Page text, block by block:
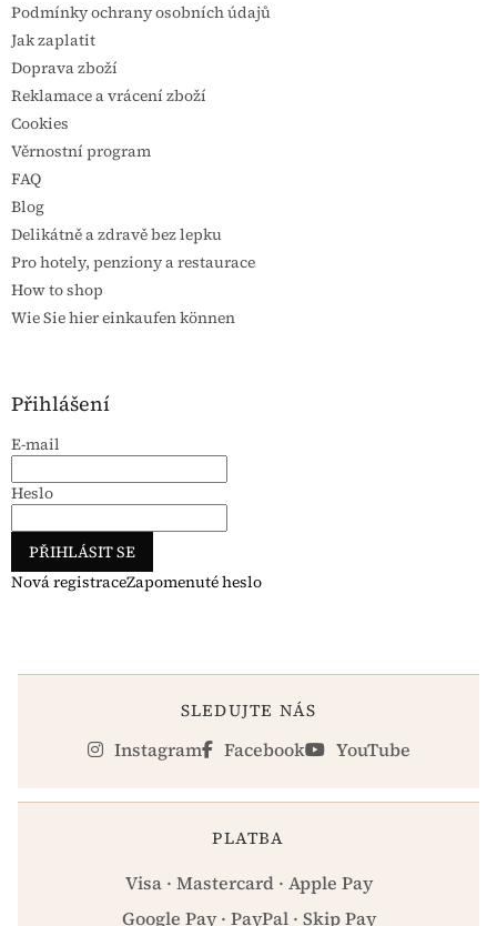
Podmínky ochrany osobních údajů
Jak zaplatit
Doprava zboží
Reklamace a vrácení zboží
Cookies
Věrnostní program
FAQ
Blog
Delikátně a zdravě bez lepku
Pro hotely, penziony a restaurace
How to shop
Wie Sie hier einkaufen können
Přihlášení
E-mail
Heslo
PŘIHLÁSIT SE
Nová registraceZapomenuté heslo
SLEDUJTE NÁS
Instagram Facebook YouTube
PLATBA
Visa · Mastercard · Apple Pay
Google Pay · PayPal · Skip Pay